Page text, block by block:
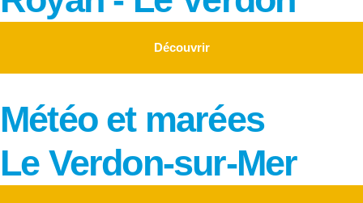
Découvrir
Météo et marées
Le Verdon-sur-Mer